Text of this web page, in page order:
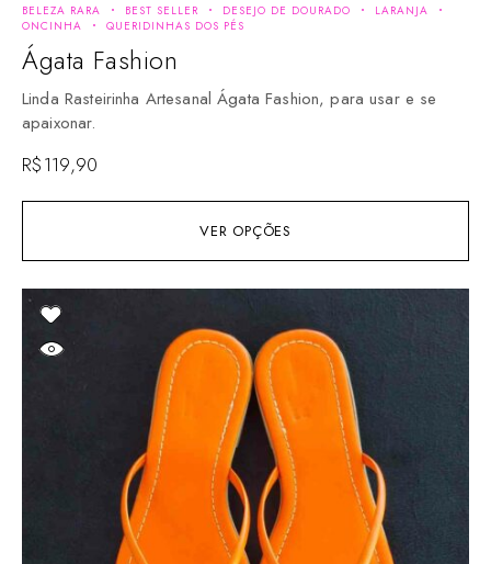
VER OPÇÕES
BELEZA RARA BEST SELLER DESEJO DE DOURADO
LARANJA
ONCINHA
QUERIDINHAS DOS PÉS
Ágata Fashion
Linda Rasteirinha Artesanal Ágata Fashion, para usar e se
apaixonar.
R$119,90